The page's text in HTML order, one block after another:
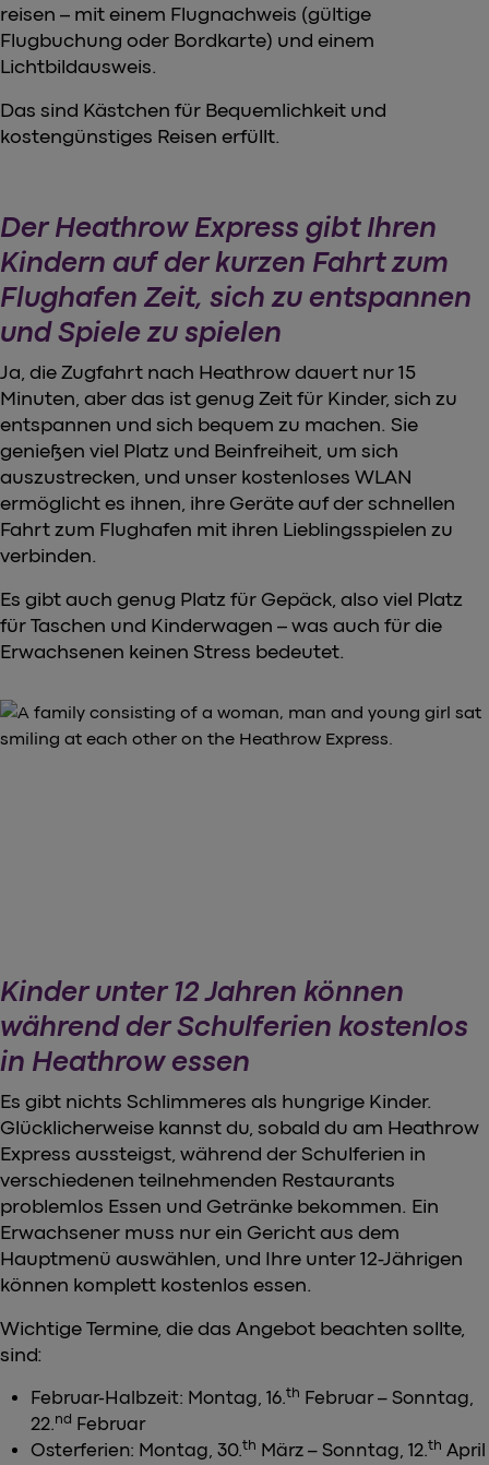
reisen – mit einem Flugnachweis (gültige
Flugbuchung oder Bordkarte) und einem
Lichtbildausweis.
Das sind Kästchen für Bequemlichkeit und
kostengünstiges Reisen erfüllt.
Der Heathrow Express gibt Ihren
Kindern auf der kurzen Fahrt zum
Flughafen Zeit, sich zu entspannen
und Spiele zu spielen
Ja, die Zugfahrt nach Heathrow dauert nur 15
Minuten, aber das ist genug Zeit für Kinder, sich zu
entspannen und sich bequem zu machen. Sie
genießen viel Platz und Beinfreiheit, um sich
auszustrecken, und unser kostenloses WLAN
ermöglicht es ihnen, ihre Geräte auf der schnellen
Fahrt zum Flughafen mit ihren Lieblingsspielen zu
verbinden.
Es gibt auch genug Platz für Gepäck, also viel Platz
für Taschen und Kinderwagen – was auch für die
Erwachsenen keinen Stress bedeutet.
Kinder unter 12 Jahren können
während der Schulferien kostenlos
in Heathrow essen
Es gibt nichts Schlimmeres als hungrige Kinder.
Glücklicherweise kannst du, sobald du am Heathrow
Express aussteigst, während der Schulferien in
verschiedenen teilnehmenden Restaurants
problemlos Essen und Getränke bekommen. Ein
Erwachsener muss nur ein Gericht aus dem
Hauptmenü auswählen, und Ihre unter 12-Jährigen
können komplett kostenlos essen.
Wichtige Termine, die das Angebot beachten sollte,
sind:
Februar-Halbzeit: Montag, 16.th Februar – Sonntag,
22.nd Februar
Osterferien: Montag, 30.th März – Sonntag, 12.th April